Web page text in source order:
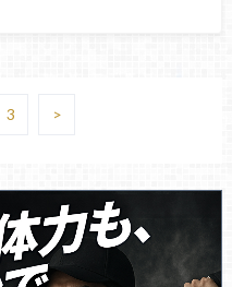
3 >